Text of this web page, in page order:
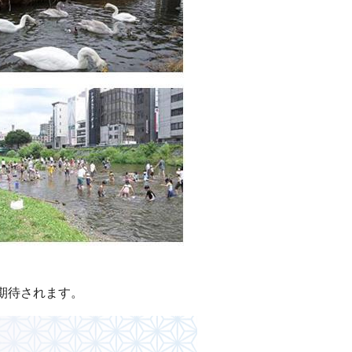
されます。